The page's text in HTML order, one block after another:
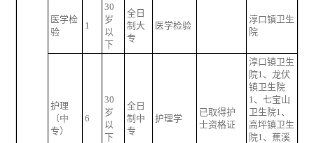
医学检
验
1
30
岁
以
下
全日
制大
专
医学检验
淳口镇卫生
院
护理
（中
专）
6
30
岁
以
下
全日
制中
专
护理学
已取得护
士资格证
淳口镇卫生
院1、龙伏
镇卫生院
1、七宝山
卫生院1、
高坪镇卫生
院1、蕉溪